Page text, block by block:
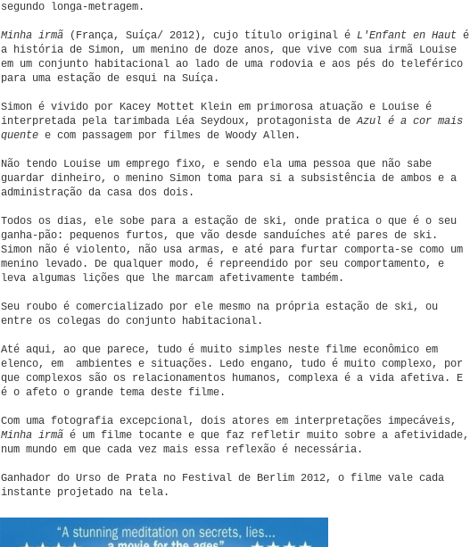
segundo longa-metragem.
Minha irmã (França, Suíça/ 2012), cujo título original é L'Enfant en Haut é
a história de Simon, um menino de doze anos, que vive com sua irmã Louise
em um conjunto habitacional ao lado de uma rodovia e aos pés do teleférico
para uma estação de esqui na Suíça.
Simon é vivido por Kacey Mottet Klein em primorosa atuação e Louise é
interpretada pela tarimbada Léa Seydoux, protagonista deAzul é a cor mais
quente e com passagem por filmes de Woody Allen.
Não tendo Louise um emprego fixo, e sendo ela uma pessoa que não sabe
guardar dinheiro, o menino Simon toma para si a subsistência de ambos e a
administração da casa dos dois.
Todos os dias, ele sobe para a estação de ski, onde pratica o que é o seu
ganha-pão: pequenos furtos, que vão desde sanduíches até pares de ski.
Simon não é violento, não usa armas, e até para furtar comporta-se como um
menino levado. De qualquer modo, é repreendido por seu comportamento, e
leva algumas lições que lhe marcam afetivamente também.
Seu roubo é comercializado por ele mesmo na própria estação de ski, ou
entre os colegas do conjunto habitacional.
Até aqui, ao que parece, tudo é muito simples neste filme econômico em
elenco, em ambientes e situações. Ledo engano, tudo é muito complexo, por
que complexos são os relacionamentos humanos, complexa é a vida afetiva. E
é o afeto o grande tema deste filme.
Com uma fotografia excepcional, dois atores em interpretações impecáveis,
Minha irmã é um filme tocante e que faz refletir muito sobre a afetividade,
num mundo em que cada vez mais essa reflexão é necessária.
Ganhador do Urso de Prata no Festival de Berlim 2012, o filme vale cada
instante projetado na tela.